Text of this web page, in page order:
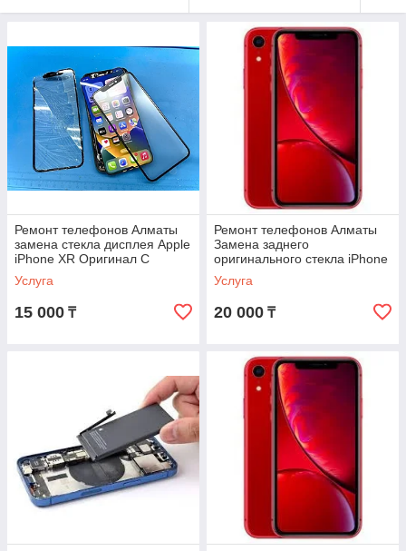
Ремонт телефонов Алматы
замена стекла дисплея Apple
iPhone XR Оригинал С
Гарантией
Услуга
15 000 ₸
Ремонт телефонов Алматы
Замена заднего
оригинального стекла iPhone
XR с гарантией
Услуга
20 000 ₸